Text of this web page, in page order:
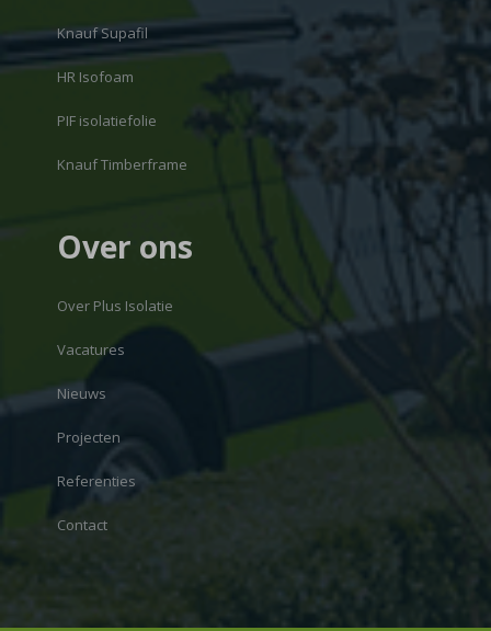
Knauf Supafil
HR Isofoam
PIF isolatiefolie
Knauf Timberframe
Over ons
Over Plus Isolatie
Vacatures
Nieuws
Projecten
Referenties
Contact